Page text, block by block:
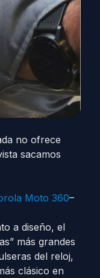
no ofrece
sacamos
Moto 360–
a diseño, el
más grandes
del reloj,
clásico en